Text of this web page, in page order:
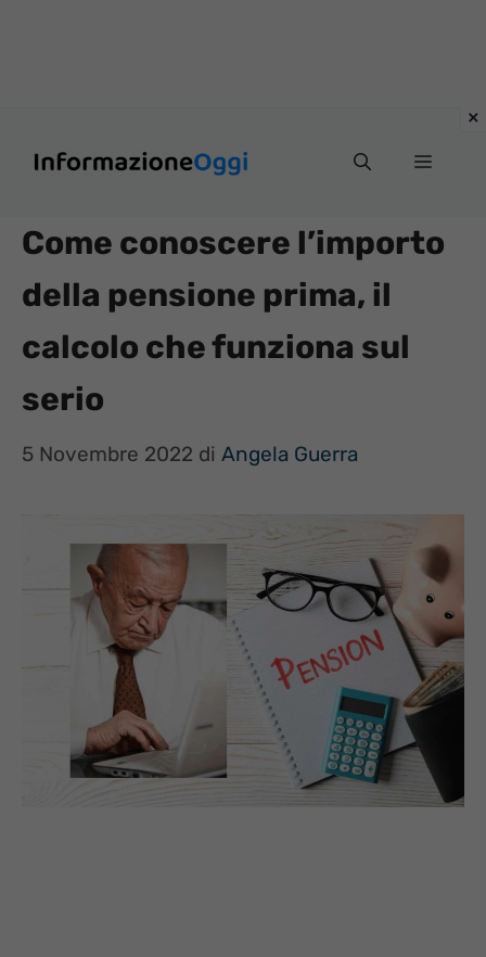
Menu
Come conoscere l’importo
della pensione prima, il
calcolo che funziona sul
serio
5 Novembre 2022 di Angela Guerra